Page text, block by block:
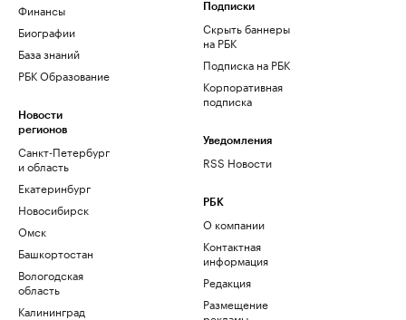
Финансы
Биографии
База знаний
РБК Образование
Новости
регионов
Санкт-Петербург
и область
Екатеринбург
Новосибирск
Омск
Башкортостан
Вологодская
область
Калининград
Подписки
Скрыть баннеры
на РБК
Подписка на РБК
Корпоративная
подписка
Уведомления
RSS Новости
РБК
О компании
Контактная
информация
Редакция
Размещение